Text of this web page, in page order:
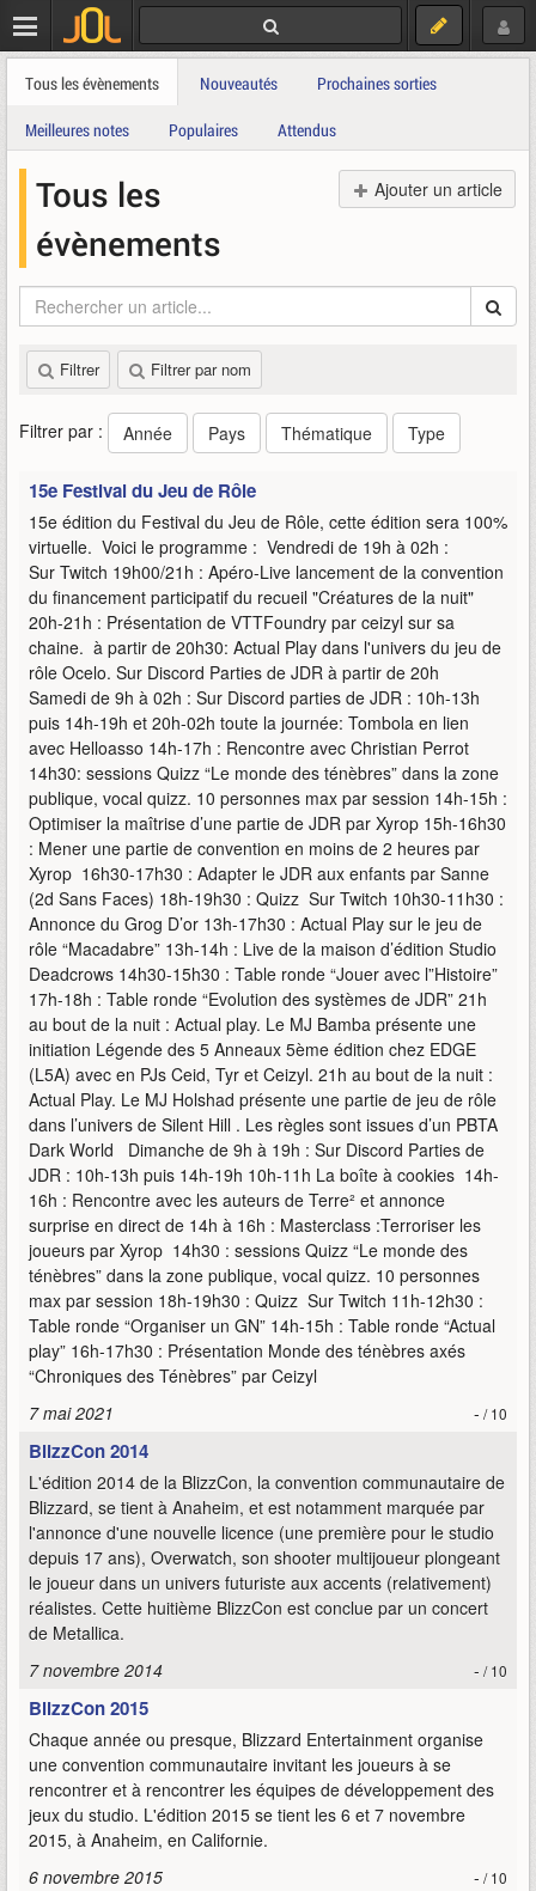
Tous les évènements Nouveautés Prochaines sorties
Meilleures notes Populaires Attendus
Ajouter un article
Tous les
évènements
Filtrer Filtrer par nom
Filtrer par : Année Pays Thématique Type
15e Festival du Jeu de Rôle
15e édition du Festival du Jeu de Rôle, cette édition sera 100%
virtuelle. Voici le programme : Vendredi de 19h à 02h :
Sur Twitch 19h00/21h : Apéro-Live lancement de la convention
du financement participatif du recueil "Créatures de la nuit"
20h-21h : Présentation de VTTFoundry par ceizyl sur sa
chaine. à partir de 20h30: Actual Play dans l'univers du jeu de
rôle Ocelo. Sur Discord Parties de JDR à partir de 20h
Samedi de 9h à 02h : Sur Discord parties de JDR : 10h-13h
puis 14h-19h et 20h-02h toute la journée: Tombola en lien
avec Helloasso 14h-17h : Rencontre avec Christian Perrot
14h30: sessions Quizz “Le monde des ténèbres” dans la zone
publique, vocal quizz. 10 personnes max par session 14h-15h :
Optimiser la maîtrise d’une partie de JDR par Xyrop 15h-16h30
: Mener une partie de convention en moins de 2 heures par
Xyrop 16h30-17h30 : Adapter le JDR aux enfants par Sanne
(2d Sans Faces) 18h-19h30 : Quizz Sur Twitch 10h30-11h30 :
Annonce du Grog D’or 13h-17h30 : Actual Play sur le jeu de
rôle “Macadabre” 13h-14h : Live de la maison d’édition Studio
Deadcrows 14h30-15h30 : Table ronde “Jouer avec l”Histoire”
17h-18h : Table ronde “Evolution des systèmes de JDR” 21h
au bout de la nuit : Actual play. Le MJ Bamba présente une
initiation Légende des 5 Anneaux 5ème édition chez EDGE
(L5A) avec en PJs Ceid, Tyr et Ceizyl. 21h au bout de la nuit :
Actual Play. Le MJ Holshad présente une partie de jeu de rôle
dans l’univers de Silent Hill . Les règles sont issues d’un PBTA
Dark World Dimanche de 9h à 19h : Sur Discord Parties de
JDR : 10h-13h puis 14h-19h 10h-11h La boîte à cookies 14h-
16h : Rencontre avec les auteurs de Terre² et annonce
surprise en direct de 14h à 16h : Masterclass :Terroriser les
joueurs par Xyrop 14h30 : sessions Quizz “Le monde des
ténèbres” dans la zone publique, vocal quizz. 10 personnes
max par session 18h-19h30 : Quizz Sur Twitch 11h-12h30 :
Table ronde “Organiser un GN” 14h-15h : Table ronde “Actual
play” 16h-17h30 : Présentation Monde des ténèbres axés
“Chroniques des Ténèbres” par Ceizyl
7 mai 2021
- / 10
BlizzCon 2014
L'édition 2014 de la BlizzCon, la convention communautaire de
Blizzard, se tient à Anaheim, et est notamment marquée par
l'annonce d'une nouvelle licence (une première pour le studio
depuis 17 ans), Overwatch, son shooter multijoueur plongeant
le joueur dans un univers futuriste aux accents (relativement)
réalistes. Cette huitième BlizzCon est conclue par un concert
de Metallica.
7 novembre 2014
- / 10
BlizzCon 2015
Chaque année ou presque, Blizzard Entertainment organise
une convention communautaire invitant les joueurs à se
rencontrer et à rencontrer les équipes de développement des
jeux du studio. L'édition 2015 se tient les 6 et 7 novembre
2015, à Anaheim, en Californie.
6 novembre 2015
- / 10